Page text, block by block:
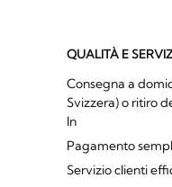
QUALITÀ E
Consegna a
Svizzera) o ritiro
In
Pagamento
Servizio clienti